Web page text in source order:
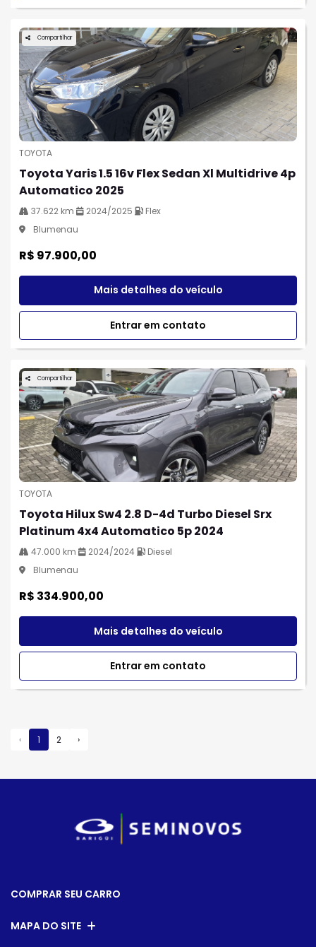
Compartilhar
TOYOTA
Toyota Yaris 1.5 16v Flex Sedan Xl Multidrive 4p
Automatico 2025
37.622 km 2024/2025
Flex
Blumenau
R$ 97.900,00
Mais detalhes do veículo
Entrar em contato
Compartilhar
TOYOTA
Toyota Hilux Sw4 2.8 D-4d Turbo Diesel Srx
Platinum 4x4 Automatico 5p 2024
47.000 km 2024/2024
Diesel
Blumenau
R$ 334.900,00
Mais detalhes do veículo
Entrar em contato
‹ 1 2 ›
COMPRAR SEU CARRO
MAPA DO SITE